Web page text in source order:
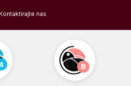
nas